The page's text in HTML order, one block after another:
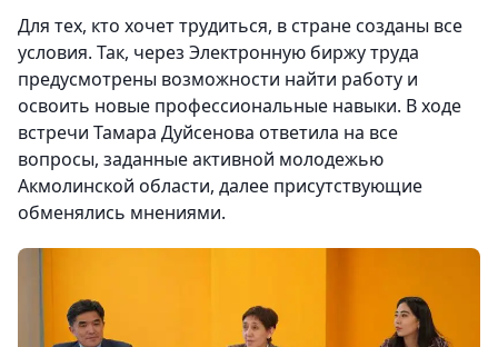
Для тех, кто хочет трудиться, в стране созданы все
условия. Так, через Электронную биржу труда
предусмотрены возможности найти работу и
освоить новые профессиональные навыки. В ходе
встречи Тамара Дуйсенова ответила на все
вопросы, заданные активной молодежью
Акмолинской области, далее присутствующие
обменялись мнениями.